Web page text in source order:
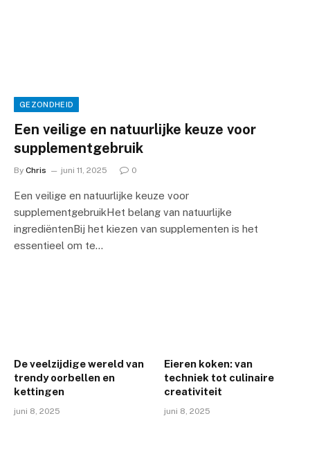
GEZONDHEID
Een veilige en natuurlijke keuze voor
supplementgebruik
By Chris juni 11, 2025 0
Een veilige en natuurlijke keuze voor
supplementgebruikHet belang van natuurlijke
ingrediëntenBij het kiezen van supplementen is het
essentieel om te…
De veelzijdige wereld van
trendy oorbellen en
kettingen
juni 8, 2025
Eieren koken: van
techniek tot culinaire
creativiteit
juni 8, 2025